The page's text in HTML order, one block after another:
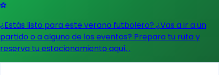
⚽
¿Estás listo para este verano futbolero? ¿Vas a ir a un
partido o a alguno de los eventos? Prepara tu ruta y
reserva tu estacionamiento aquí. .